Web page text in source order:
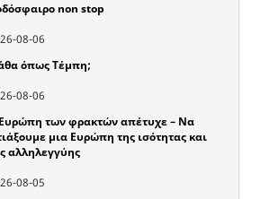
non stop
08-06
όπως Τέμπη;
08-06
των φρακτών απέτυχε – Να
μια Ευρώπη της ισότητας και
αλληλεγγύης
08-05